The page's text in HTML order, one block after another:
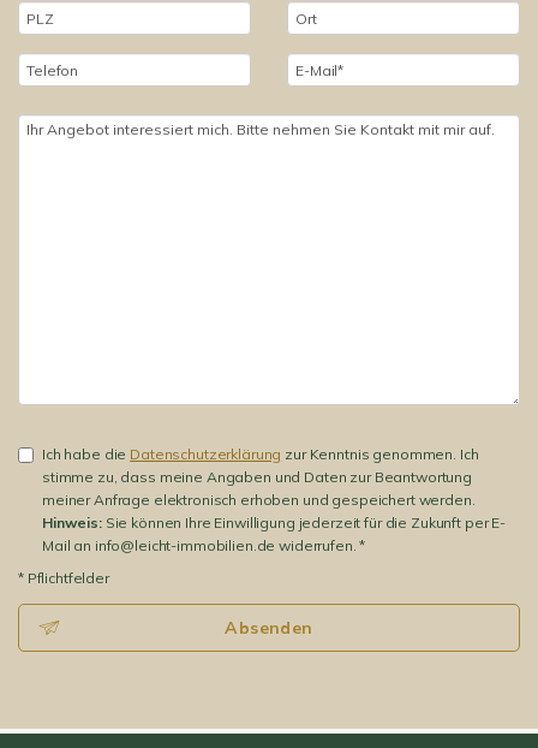
Ich habe die Datenschutzerklärung zur Kenntnis genommen. Ich
stimme zu, dass meine Angaben und Daten zur Beantwortung
meiner Anfrage elektronisch erhoben und gespeichert werden.
Hinweis:Sie können Ihre Einwilligung jederzeit für die Zukunft per E-
Mail an info@leicht-immobilien.de widerrufen. *
* Pflichtfelder
Absenden